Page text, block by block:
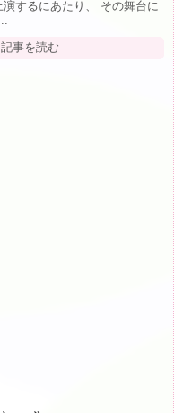
するにあたり、 その舞台に
記事を読む